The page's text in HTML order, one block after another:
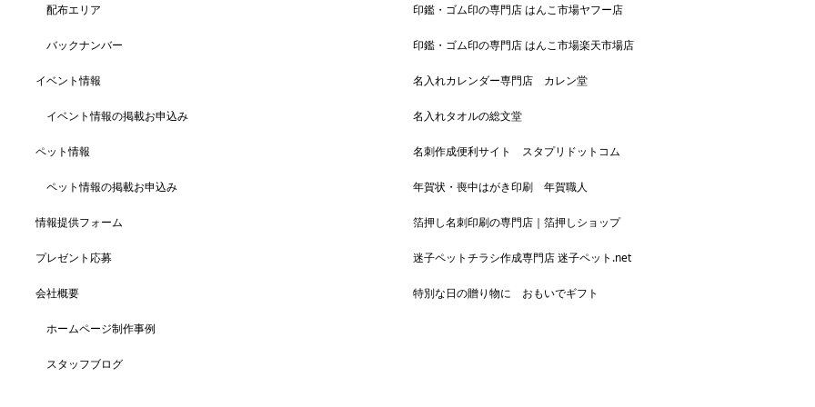
配布エリア
バックナンバー
イベント情報
イベント情報の掲載お申込み
ペット情報
ペット情報の掲載お申込み
情報提供フォーム
プレゼント応募
会社概要
ホームページ制作事例
スタッフブログ
印鑑・ゴム印の専門店 はんこ市場ヤフー店
印鑑・ゴム印の専門店 はんこ市場楽天市場店
名入れカレンダー専門店 カレン堂
名入れタオルの総文堂
名刺作成便利サイト スタプリドットコム
年賀状・喪中はがき印刷 年賀職人
箔押し名刺印刷の専門店｜箔押しショップ
迷子ペットチラシ作成専門店 迷子ペット.net
特別な日の贈り物に おもいでギフト